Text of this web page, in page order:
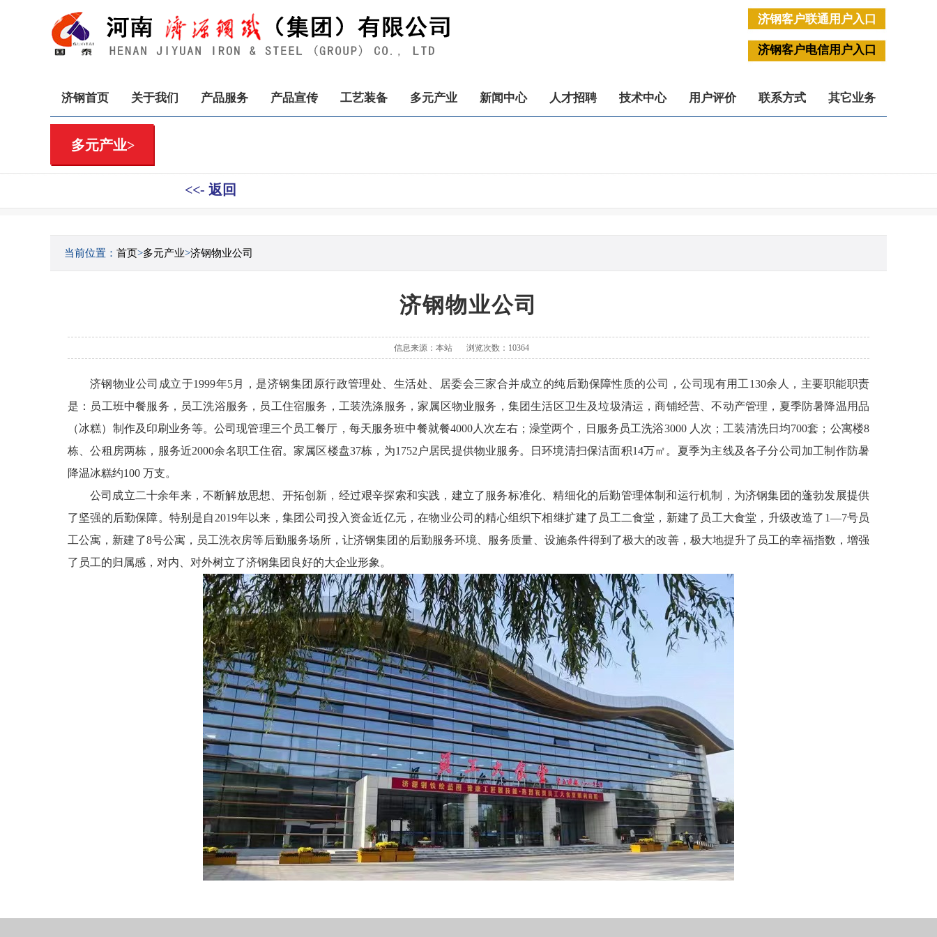
济钢客户联通用户入口
济钢客户电信用户入口
济钢首页 关于我们 产品服务 产品宣传 工艺装备 多元产业 新闻中心 人才招聘 技术中心 用户评价 联系方式 其它业务
多元产业>
<<- 返回
当前位置： 首页>多元产业>济钢物业公司
济钢物业公司
信息来源：本站 浏览次数：10364
济钢物业公司成立于1999年5月，是济钢集团原行政管理处、生活处、居委会三家合并成立的纯后勤保障性质的公司，公司现有用工130余人，主要职能职责
是：员工班中餐服务，员工洗浴服务，员工住宿服务，工装洗涤服务，家属区物业服务，集团生活区卫生及垃圾清运，商铺经营、不动产管理，夏季防暑降温用品
（冰糕）制作及印刷业务等。公司现管理三个员工餐厅，每天服务班中餐就餐4000人次左右；澡堂两个，日服务员工洗浴3000 人次；工装清洗日均700套；公寓楼8
栋、公租房两栋，服务近2000余名职工住宿。家属区楼盘37栋，为1752户居民提供物业服务。日环境清扫保洁面积14万㎡。夏季为主线及各子分公司加工制作防暑
降温冰糕约100 万支。
公司成立二十余年来，不断解放思想、开拓创新，经过艰辛探索和实践，建立了服务标准化、精细化的后勤管理体制和运行机制，为济钢集团的蓬勃发展提供
了坚强的后勤保障。特别是自2019年以来，集团公司投入资金近亿元，在物业公司的精心组织下相继扩建了员工二食堂，新建了员工大食堂，升级改造了1—7号员
工公寓，新建了8号公寓，员工洗衣房等后勤服务场所，让济钢集团的后勤服务环境、服务质量、设施条件得到了极大的改善，极大地提升了员工的幸福指数，增强
了员工的归属感，对内、对外树立了济钢集团良好的大企业形象。